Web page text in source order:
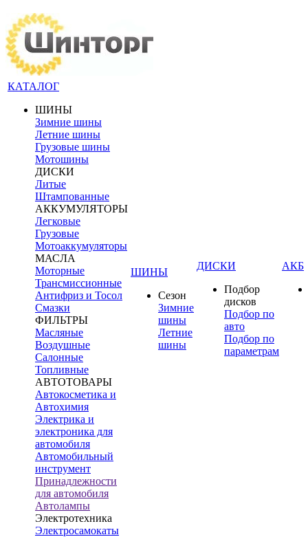
КАТАЛОГ
ШИНЫ
Зимние шины
Летние шины
Грузовые шины
Мотошины
ДИСКИ
Литые
Штампованные
АККУМУЛЯТОРЫ
Легковые
Грузовые
Мотоаккумуляторы
МАСЛА
Моторные
Трансмиссионные
Антифриз и Тосол
Смазки
ФИЛЬТРЫ
Масляные
Воздушные
Салонные
Топливные
АВТОТОВАРЫ
Автокосметика и
Автохимия
Электрика и
электроника для
автомобиля
Автомобильный
инструмент
Принадлежности
для автомобиля
Автолампы
Электротехника
Электросамокаты
ШИНЫ
Сезон
Зимние
шины
Летние
шины
ДИСКИ
Подбор
дисков
Подбор по
авто
Подбор по
параметрам
АКБ